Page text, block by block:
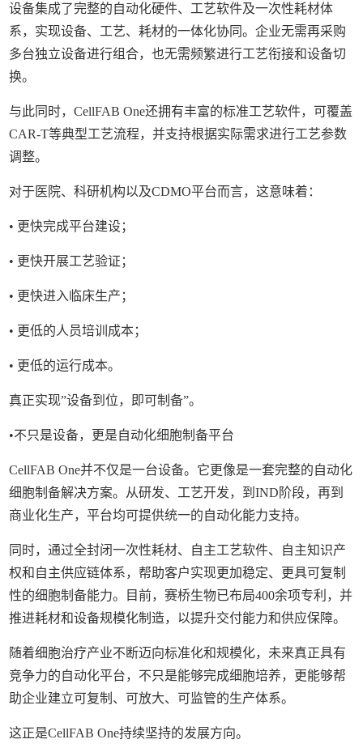
设备集成了完整的自动化硬件、工艺软件及一次性耗材体
系，实现设备、工艺、耗材的一体化协同。企业无需再采购
多台独立设备进行组合，也无需频繁进行工艺衔接和设备切
换。
与此同时，CellFAB One还拥有丰富的标准工艺软件，可覆盖
CAR-T等典型工艺流程，并支持根据实际需求进行工艺参数
调整。
对于医院、科研机构以及CDMO平台而言，这意味着：
• 更快完成平台建设；
• 更快开展工艺验证；
• 更快进入临床生产；
• 更低的人员培训成本；
• 更低的运行成本。
真正实现”设备到位，即可制备”。
•不只是设备，更是自动化细胞制备平台
CellFAB One并不仅是一台设备。它更像是一套完整的自动化
细胞制备解决方案。从研发、工艺开发，到IND阶段，再到
商业化生产，平台均可提供统一的自动化能力支持。
同时，通过全封闭一次性耗材、自主工艺软件、自主知识产
权和自主供应链体系，帮助客户实现更加稳定、更具可复制
性的细胞制备能力。目前，赛桥生物已布局400余项专利，并
推进耗材和设备规模化制造，以提升交付能力和供应保障。
随着细胞治疗产业不断迈向标准化和规模化，未来真正具有
竞争力的自动化平台，不只是能够完成细胞培养，更能够帮
助企业建立可复制、可放大、可监管的生产体系。
这正是CellFAB One持续坚持的发展方向。